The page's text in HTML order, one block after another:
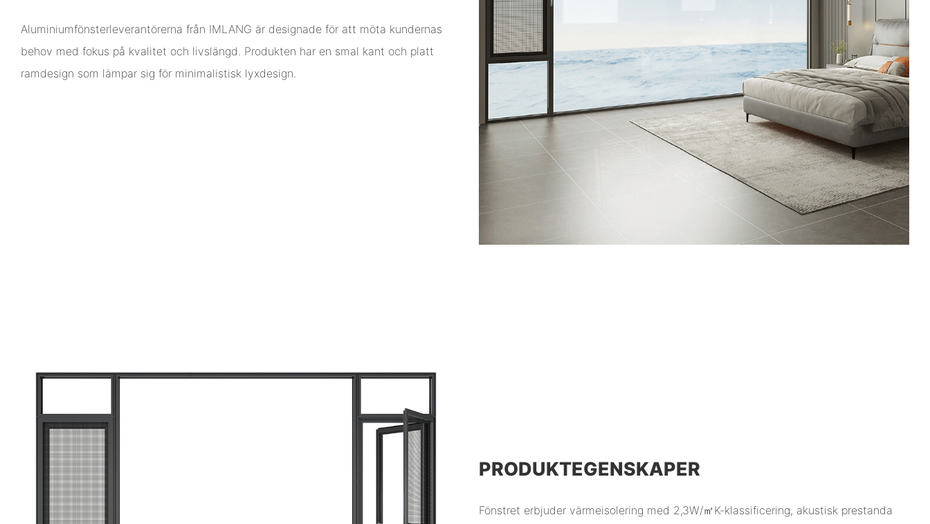
Aluminiumfönsterleverantörerna från IMLANG är designade för att möta kundernas
behov med fokus på kvalitet och livslängd. Produkten har en smal kant och platt
ramdesign som lämpar sig för minimalistisk lyxdesign.
PRODUKTEGENSKAPER
Fönstret erbjuder värmeisolering med 2,3W/㎡K-klassificering, akustisk prestanda